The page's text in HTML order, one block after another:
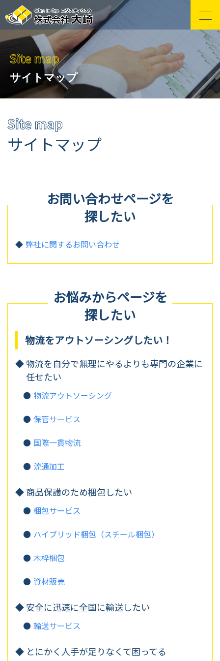
サイトマップ
サイトマップ
お問い合わせページを
探したい
弊社に関するお問い合わせ
お悩みからページを
探したい
物流をアウトソーシングしたい！
物流を自分で無理にやるよりも専門の企業に
任せたい
物流アウトソーシング
保管サービス
国際一貫物流
流通加工
商品保護のため梱包したい
梱包サービス
ハイブリッド梱包（スチール梱包）
木枠梱包
資材販売
安全に迅速に全国に輸送したい
輸送サービス
とにかく人手が足りなくて困ってる